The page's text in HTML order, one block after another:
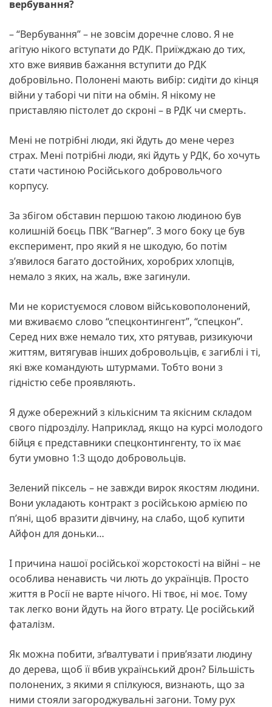
вербування?
– “Вербування” – не зовсім доречне слово. Я не
агітую нікого вступати до РДК. Приїжджаю до тих,
хто вже виявив бажання вступити до РДК
добровільно. Полонені мають вибір: сидіти до кінця
війни у таборі чи піти на обмін. Я нікому не
приставляю пістолет до скроні – в РДК чи смерть.
Мені не потрібні люди, які йдуть до мене через
страх. Мені потрібні люди, які йдуть у РДК, бо хочуть
стати частиною Російського добровольчого
корпусу.
За збігом обставин першою такою людиною був
колишній боєць ПВК “Вагнер”. З мого боку це був
експеримент, про який я не шкодую, бо потім
з’явилося багато достойних, хоробрих хлопців,
немало з яких, на жаль, вже загинули.
Ми не користуємося словом військовополонений,
ми вживаємо слово “спецконтингент”, “спецкон”.
Серед них вже немало тих, хто рятував, ризикуючи
життям, витягував інших добровольців, є загиблі і ті,
які вже командують штурмами. Тобто вони з
гідністю себе проявляють.
Я дуже обережний з кількісним та якісним складом
свого підрозділу. Наприклад, якщо на курсі молодого
бійця є представники спецконтингенту, то їх має
бути умовно 1:3 щодо добровольців.
Зелений піксель – не завжди вирок якостям людини.
Вони укладають контракт з російською армією по
п’яні, щоб вразити дівчину, на слабо, щоб купити
Айфон для доньки…
І причина нашої російської жорстокості на війні – не
особлива ненависть чи лють до українців. Просто
життя в Росії не варте нічого. Ні твоє, ні моє. Тому
так легко вони йдуть на його втрату. Це російський
фаталізм.
Як можна побити, зґвалтувати і прив’язати людину
до дерева, щоб її вбив український дрон? Більшість
полонених, з якими я спілкуюся, визнають, що за
ними стояли загороджувальні загони. Тому рух